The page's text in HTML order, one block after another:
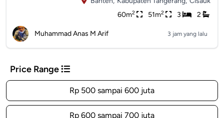
60m2 51m2 3 2
Muhammad Anas M Arif 3 jam yang lalu
Price Range
Rp 500 sampai 600 juta
Rp 600 sampai 700 juta